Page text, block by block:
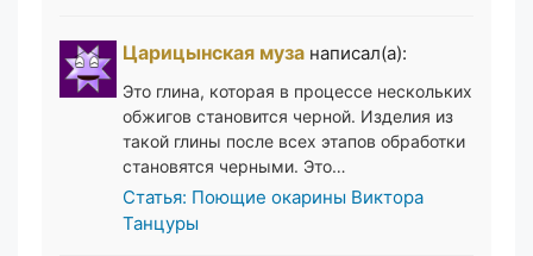
Царицынская муза написал(а):
Это глина, которая в процессе нескольких
обжигов становится черной. Изделия из
такой глины после всех этапов обработки
становятся черными. Это…
Статья: Поющие окарины Виктора
Танцуры